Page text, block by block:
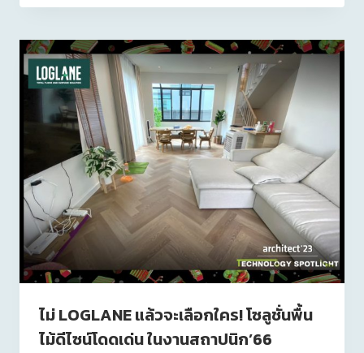
ไม่ LOGLANE แล้วจะเลือกใคร! โซลูชั่นพื้น
ไม้ดีไซน์โดดเด่น ในงานสถาปนิก’66